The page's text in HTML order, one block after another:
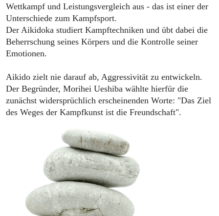
Wettkampf und Leistungsvergleich aus - das ist einer der
Unterschiede zum Kampfsport.
Der Aikidoka studiert Kampftechniken und übt dabei die
Beherrschung seines Körpers und die Kontrolle seiner
Emotionen.
Aikido zielt nie darauf ab, Aggressivität zu entwickeln.
Der Begründer, Morihei Ueshiba wählte hierfür die
zunächst widersprüchlich erscheinenden Worte: "Das Ziel
des Weges der Kampfkunst ist die Freundschaft".